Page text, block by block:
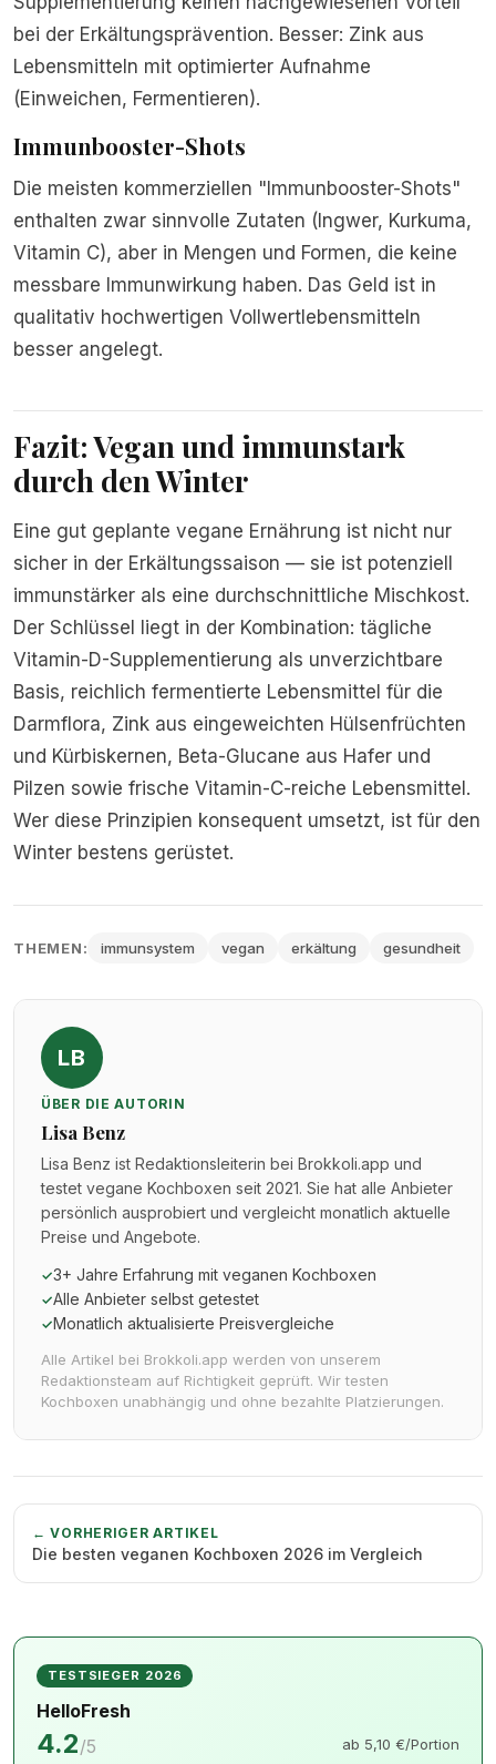
bei der Erkältungsprävention. Besser: Zink aus
Lebensmitteln mit optimierter Aufnahme
(Einweichen, Fermentieren).
Immunbooster-Shots
Die meisten kommerziellen "Immunbooster-Shots"
enthalten zwar sinnvolle Zutaten (Ingwer, Kurkuma,
Vitamin C), aber in Mengen und Formen, die keine
messbare Immunwirkung haben. Das Geld ist in
qualitativ hochwertigen Vollwertlebensmitteln
besser angelegt.
Fazit: Vegan und immunstark
durch den Winter
Eine gut geplante vegane Ernährung ist nicht nur
sicher in der Erkältungssaison — sie ist potenziell
immunstärker als eine durchschnittliche Mischkost.
Der Schlüssel liegt in der Kombination: tägliche
Vitamin-D-Supplementierung als unverzichtbare
Basis, reichlich fermentierte Lebensmittel für die
Darmflora, Zink aus eingeweichten Hülsenfrüchten
und Kürbiskernen, Beta-Glucane aus Hafer und
Pilzen sowie frische Vitamin-C-reiche Lebensmittel.
Wer diese Prinzipien konsequent umsetzt, ist für den
Winter bestens gerüstet.
THEMEN: immunsystem vegan erkältung gesundheit
LB
ÜBER DIE AUTORIN
Lisa Benz
Lisa Benz ist Redaktionsleiterin bei Brokkoli.app und
testet vegane Kochboxen seit 2021. Sie hat alle Anbieter
persönlich ausprobiert und vergleicht monatlich aktuelle
Preise und Angebote.
✓3+ Jahre Erfahrung mit veganen Kochboxen
✓Alle Anbieter selbst getestet
✓Monatlich aktualisierte Preisvergleiche
Alle Artikel bei Brokkoli.app werden von unserem
Redaktionsteam auf Richtigkeit geprüft. Wir testen
Kochboxen unabhängig und ohne bezahlte Platzierungen.
← VORHERIGER ARTIKEL
Die besten veganen Kochboxen 2026 im Vergleich
TESTSIEGER 2026
HelloFresh
4.2/5 ab 5,10 €/Portion